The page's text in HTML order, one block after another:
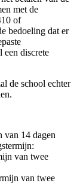
met de
of
bedoeling dat er
discrete
de school echter
van 14 dagen
van twee
van twee